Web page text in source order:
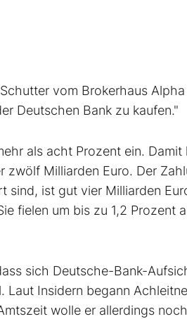
vom Brokerhaus
Deutschen Bank zu kaufen."
als acht Prozent ein.
Milliarden Euro. Der
sind, ist gut vier Milliarden
fielen um bis zu 1,2 Prozent
sich Deutsche-Bank-
Insidern begann
wolle er allerdings